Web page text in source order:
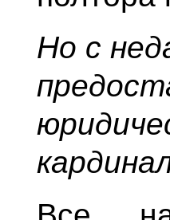
Но с